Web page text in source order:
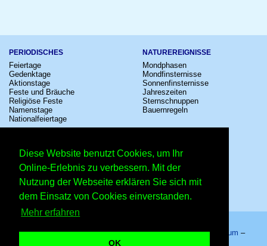
Diese Website benutzt Cookies, um Ihr
Online-Erlebnis zu verbessern. Mit der
Nutzung der Webseite erklären Sie sich mit
dem Einsatz von Cookies einverstanden.
Mehr erfahren
OK
PERIODISCHES
Feiertage
Gedenktage
Aktionstage
Feste und Bräuche
Religiöse Feste
Namenstage
Nationalfeiertage
NATUREREIGNISSE
Mondphasen
Mondfinsternisse
Sonnenfinsternisse
Jahreszeiten
Sternschnuppen
Bauernregeln
Konzerte
Kinostarts
Festivals
Fußball
Comedy
Shows
Zeitumstellung
Sternzeichen
Schalttage
Messen
Erinnerungen
Volksfeste
Startseite–Kalender–Lexikon–App–Sitemap–Impressum –
Datenschutzhinweis